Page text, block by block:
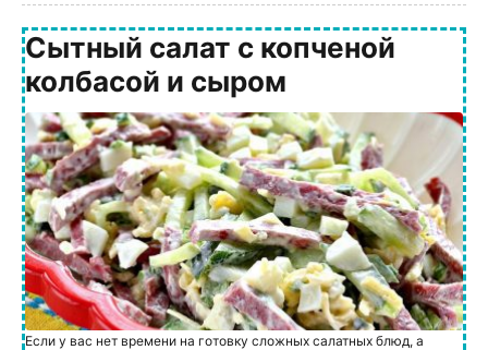
Сытный салат с копченой
колбасой и сыром
Если у вас нет времени на готовку сложных салатных блюд, а